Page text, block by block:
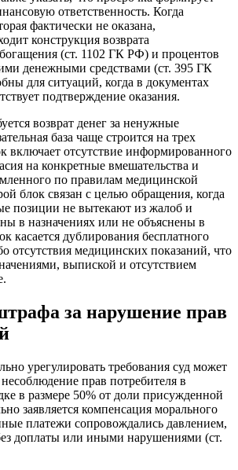
ответственность. Когда
фактически не оказана,
конструкция возврата
(ст. 1102 ГК РФ) и процентов
денежными средствами (ст. 395 ГК
для ситуаций, когда в документах
подтверждение оказания.
возврат денег за ненужные
база чаще строится на трех
включает отсутствие информированного
на конкретные вмешательства и
по правилам медицинской
блок связан с целью обращения, когда
позиции не вытекают из жалоб и
в назначениях или не объяснены в
касается дублирования бесплатного
отсутствия медицинских показаний, что
выпиской и отсутствием
за нарушение прав
урегулировать требования суд может
прав потребителя в
в размере 50% от доли присужденной
заявляется компенсация морального
платежи сопровождались давлением,
доплаты или иными нарушениями (ст.